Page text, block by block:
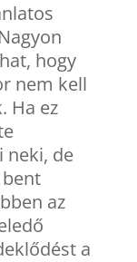
hogy
nem kell
Ha ez
neki, de
az
a